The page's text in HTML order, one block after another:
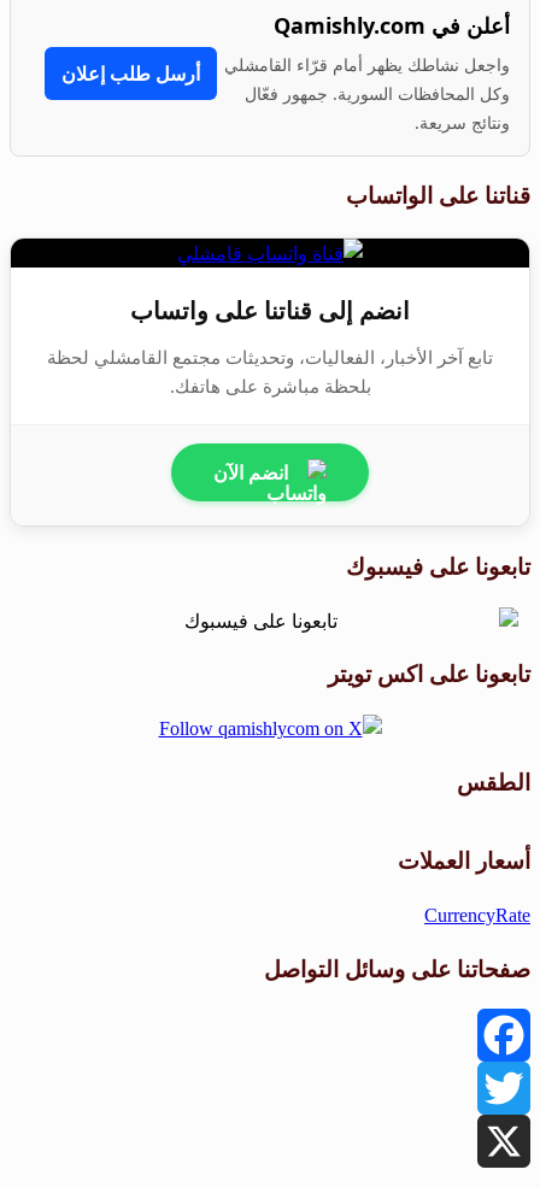
أعلن في Qamishly.com
واجعل نشاطك يظهر أمام قرّاء القامشلي
وكل المحافظات السورية. جمهور فعّال
ونتائج سريعة.
أرسل طلب إعلان
قناتنا على الواتساب
انضم إلى قناتنا على واتساب
تابع آخر الأخبار، الفعاليات، وتحديثات مجتمع القامشلي لحظة
بلحظة مباشرة على هاتفك.
انضم الآن
تابعونا على فيسبوك
تابعونا على اكس تويتر
الطقس
أسعار العملات
CurrencyRate
صفحاتنا على وسائل التواصل
Facebook
Twitter